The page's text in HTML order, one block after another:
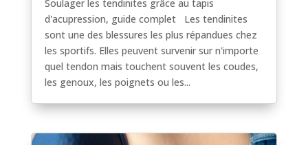
Soulager les tendinites grâce au tapis
d'acupression, guide complet Les tendinites
sont une des blessures les plus répandues chez
les sportifs. Elles peuvent survenir sur n'importe
quel tendon mais touchent souvent les coudes,
les genoux, les poignets ou les...